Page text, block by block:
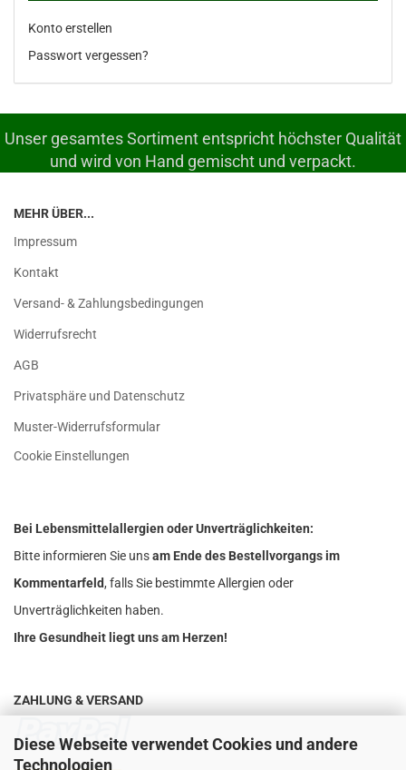
Diese Webseite verwendet Cookies und andere
Technologien
Konto erstellen
Passwort vergessen?
Unser gesamtes Sortiment entspricht höchster Qualität
und wird von Hand gemischt und verpackt.
MEHR ÜBER...
Impressum
Kontakt
Versand- & Zahlungsbedingungen
Widerrufsrecht
AGB
Privatsphäre und Datenschutz
Muster-Widerrufsformular
Cookie Einstellungen
Bei Lebensmittelallergien oder Unverträglichkeiten:
Bitte informieren Sie unsam Ende des Bestellvorgangs im
Kommentarfeld, falls Sie bestimmte Allergien oder
Unverträglichkeiten haben.
Ihre Gesundheit liegt uns am Herzen!
ZAHLUNG & VERSAND